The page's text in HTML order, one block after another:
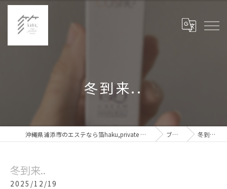
冬到来..
沖縄県浦添市のエステなら箔haku,private my room ブログ 冬到来..
冬到来..
2025/12/19